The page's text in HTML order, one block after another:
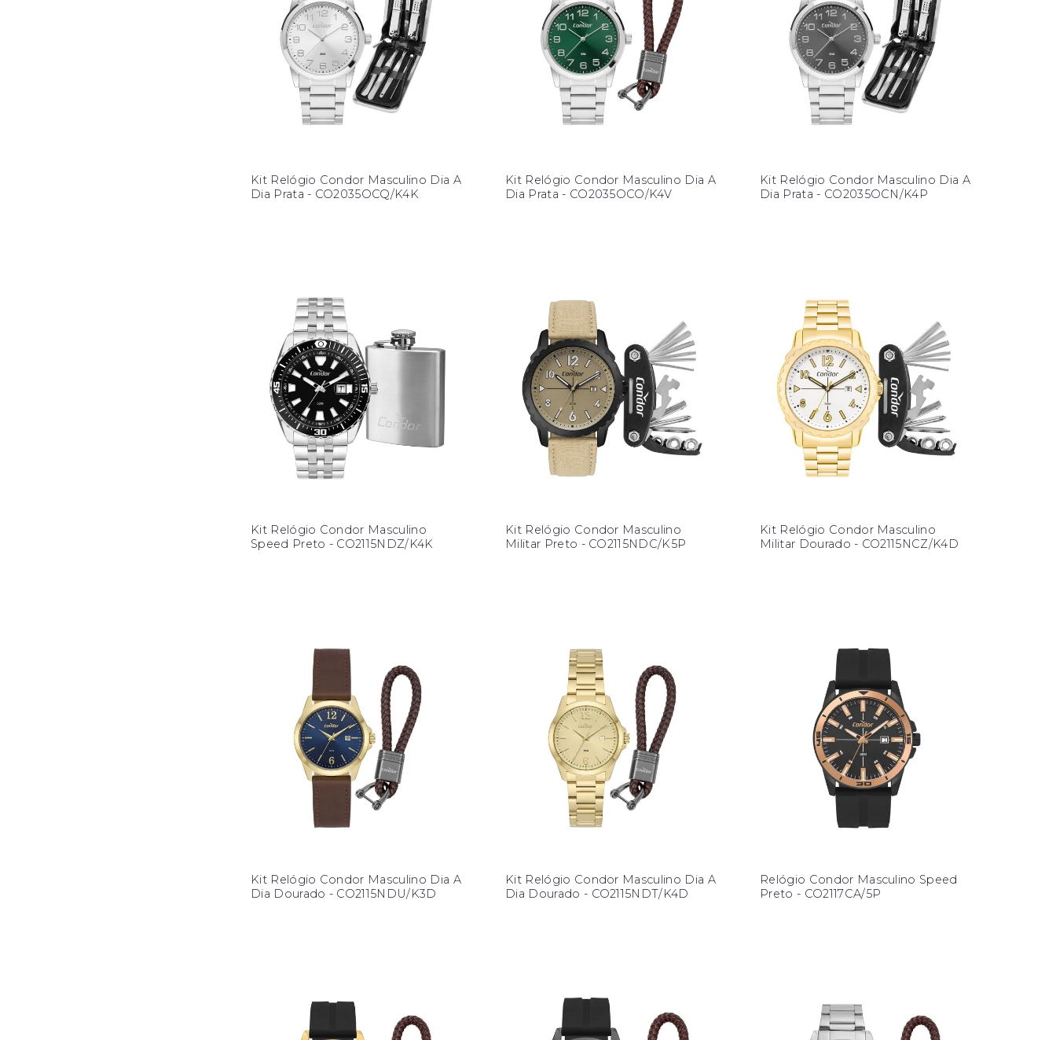
Kit Relógio Condor Masculino Dia A
Dia Prata - CO2035OCQ/K4K
Kit Relógio Condor Masculino Dia A
Dia Prata - CO2035OCO/K4V
Kit Relógio Condor Masculino Dia A
Dia Prata - CO2035OCN/K4P
Kit Relógio Condor Masculino
Speed Preto - CO2115NDZ/K4K
Kit Relógio Condor Masculino
Militar Preto - CO2115NDC/K5P
Kit Relógio Condor Masculino
Militar Dourado - CO2115NCZ/K4D
Kit Relógio Condor Masculino Dia A
Dia Dourado - CO2115NDU/K3D
Kit Relógio Condor Masculino Dia A
Dia Dourado - CO2115NDT/K4D
Relógio Condor Masculino Speed
Preto - CO2117CA/5P